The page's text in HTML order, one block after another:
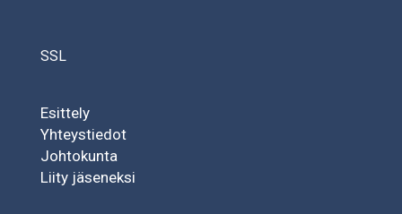
SSL
Esittely
Yhteystiedot
Johtokunta
Liity jäseneksi